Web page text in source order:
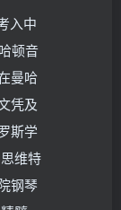
入中
顿音
曼哈
凭及
斯学
维特
钢琴